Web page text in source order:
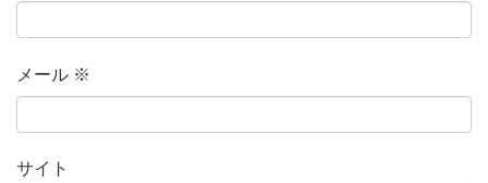
メール ※
サイト